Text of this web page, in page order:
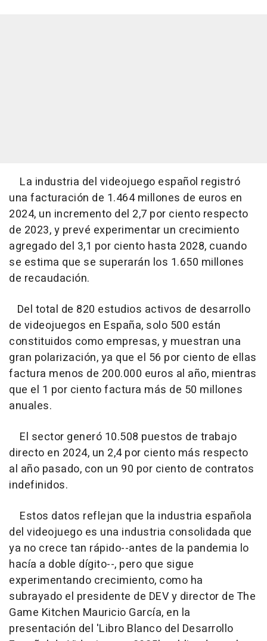
La industria del videojuego español registró
una facturación de 1.464 millones de euros en
2024, un incremento del 2,7 por ciento respecto
de 2023, y prevé experimentar un crecimiento
agregado del 3,1 por ciento hasta 2028, cuando
se estima que se superarán los 1.650 millones
de recaudación.
Del total de 820 estudios activos de desarrollo
de videojuegos en España, solo 500 están
constituidos como empresas, y muestran una
gran polarización, ya que el 56 por ciento de ellas
factura menos de 200.000 euros al año, mientras
que el 1 por ciento factura más de 50 millones
anuales.
El sector generó 10.508 puestos de trabajo
directo en 2024, un 2,4 por ciento más respecto
al año pasado, con un 90 por ciento de contratos
indefinidos.
Estos datos reflejan que la industria española
del videojuego es una industria consolidada que
ya no crece tan rápido--antes de la pandemia lo
hacía a doble dígito--, pero que sigue
experimentando crecimiento, como ha
subrayado el presidente de DEV y director de The
Game Kitchen Mauricio García, en la
presentación del 'Libro Blanco del Desarrollo